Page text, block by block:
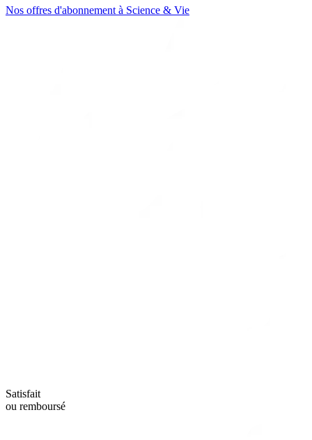
Nos offres d'abonnement à Science & Vie
Satisfait
ou remboursé